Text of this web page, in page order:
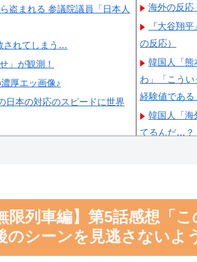
盗まれる 参議院議員「日本人
されてしまう…
」が観測！
厚エッ画像♪
日本の対応のスピードに世界
海外の反応
『大谷翔
の反応）
韓国人「
わ」「こう
経験値である
韓国人「海
てるんだ…？
韓国人「韓
列車編】第5話感想「
シーンを見逃さないよ